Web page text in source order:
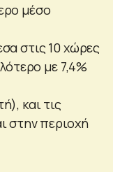
μέσο
στις 10 χώρες
με 7,4%
και τις
στην περιοχή